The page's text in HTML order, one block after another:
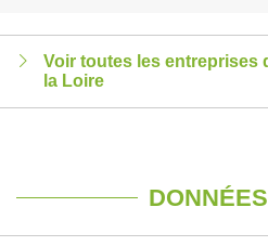
Voir toutes les entreprises
la Loire